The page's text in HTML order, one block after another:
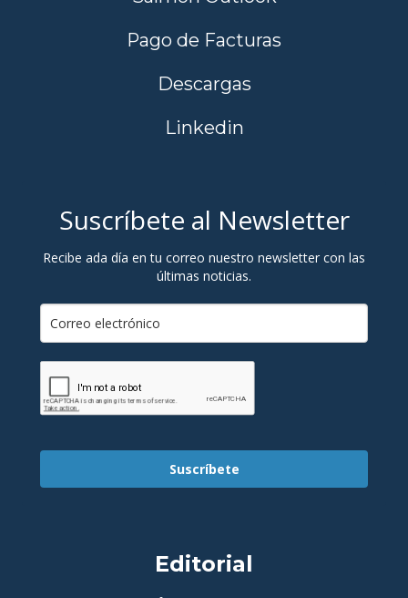
Pago de Facturas
Descargas
Linkedin
Suscríbete al Newsletter
Recibe ada día en tu correo nuestro newsletter con las
últimas noticias.
Suscríbete
Editorial